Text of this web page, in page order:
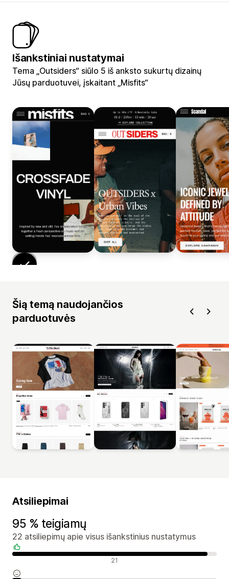
Išankstiniai nustatymai
Tema „Outsiders“ siūlo 5 iš anksto sukurtų dizainų
Jūsų parduotuvei, įskaitant „Misfits“
Šią temą naudojančios
parduotuvės
Atsiliepimai
95 % teigiamų
22 atsiliepimų apie visus išankstinius nustatymus
Teigiami atsiliepimai 21